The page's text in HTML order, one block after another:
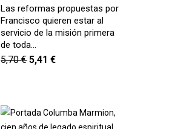
Las reformas propuestas por
Francisco quieren estar al
servicio de la misión primera
de toda…
5,70€ 5,41€